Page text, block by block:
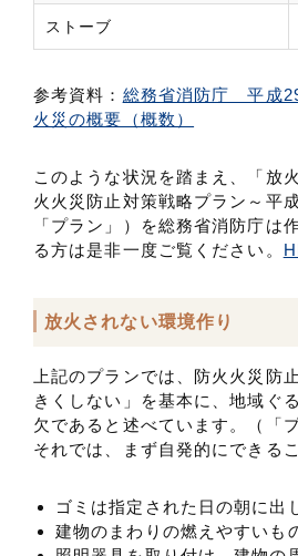
ストーブ
参考資料： 総務省消防庁 平成
火災の概要（概数）
このような状況を踏まえ、「放
火火災防止対策戦略プラン～平
「プラン」）を総務省消防庁は
る方は是非一度ご覧ください。
放火されない環境作り
上記のプランでは、防火火災防
きくしない」を基本に、地域ぐ
欠であると述べています。（「
それでは、まず自発的にできる
ゴミは指定された日の朝に出
建物のまわりの燃えやすいも